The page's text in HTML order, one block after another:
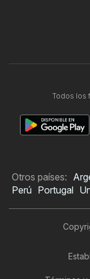
Todos los
Otros países:
Perú Portugal